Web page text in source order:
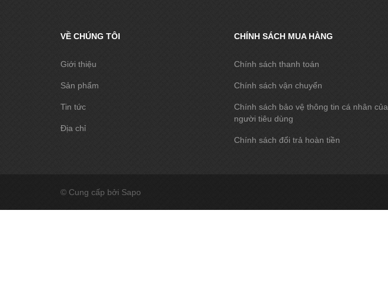
VỀ CHÚNG TÔI
Giới thiệu
Sản phẩm
Tin tức
Địa chỉ
CHÍNH SÁCH MUA HÀNG
Chính sách thanh toán
Chính sách vận chuyển
Chính sách bảo vệ thông tin cá nhân của
người tiêu dùng
Chính sách đổi trả hoàn tiền
© Cung cấp bởi Sapo